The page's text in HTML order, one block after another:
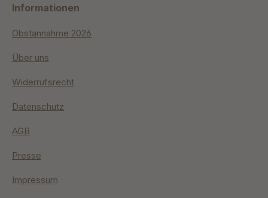
Informationen
Obstannahme 2026
Über uns
Widerrufsrecht
Datenschutz
AGB
Presse
Impressum